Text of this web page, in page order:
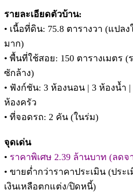
รายละเอียดตัวบ้าน:
• เนื้อที่ดิน: 75.8 ตารางวา (แปล
มาก)
• พื้นที่ใช้สอย: 150 ตารางเมตร
ซักล้าง)
• ฟังก์ชัน: 3 ห้องนอน | 3 ห้องน้ำ
ห้องครัว
• ที่จอดรถ: 2 คัน (ในร่ม)
จุดเด่น
• ราคาพิเศษ 2.39 ล้านบาท (ลดจ
• ขายต่ำกว่าราคาประเมิน (ประ
เงินเหลือตกแต่ง/ปิดหนี้)